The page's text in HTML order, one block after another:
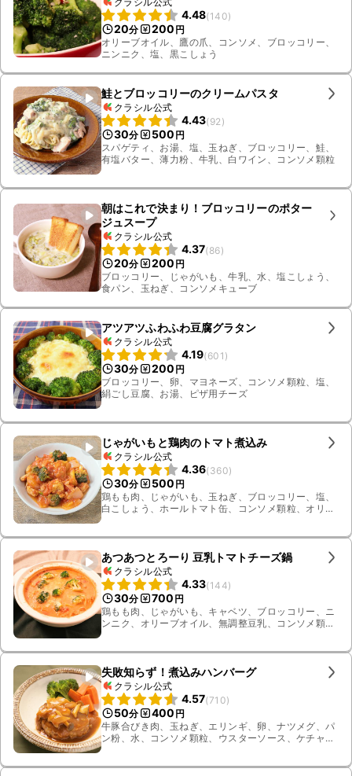
4.48(140)
20分 200 円
オリーブオイル、鷹の爪、コンソメ、ブロッコリー、
ニンニク、塩、黒こしょう
鮭とブロッコリーのクリームパスタ
クラシル公式
4.43(92 )
30分 500 円
スパゲティ、お湯、塩、玉ねぎ、ブロッコリー、鮭、
有塩バター、薄力粉、牛乳、白ワイン、コンソメ顆粒
朝はこれで決まり！ブロッコリーのポター
ジュスープ
クラシル公式
4.37(86)
20分 200 円
ブロッコリー、じゃがいも、牛乳、水、塩こしょう、
食パン、玉ねぎ、コンソメキューブ
アツアツふわふわ豆腐グラタン
クラシル公式
4.19(601 )
30分 200 円
ブロッコリー、卵、マヨネーズ、コンソメ顆粒、塩、
絹ごし豆腐、お湯、ピザ用チーズ
じゃがいもと鶏肉のトマト煮込み
クラシル公式
4.36(360)
30分 500 円
鶏もも肉、じゃがいも、玉ねぎ、ブロッコリー、塩、
白こしょう、ホールトマト缶、コンソメ顆粒、オリー
あつあつとろーり 豆乳トマトチーズ鍋
クラシル公式
4.33(144)
30分 700 円
鶏もも肉、じゃがいも、キャベツ、ブロッコリー、ニ
ンニク、オリーブオイル、無調整豆乳、コンソメ顆
失敗知らず！煮込みハンバーグ
クラシル公式
4.57(710)
50分 400 円
牛豚合びき肉、玉ねぎ、エリンギ、卵、ナツメグ、パ
ン粉、水、コンソメ顆粒、ウスターソース、ケチャッ